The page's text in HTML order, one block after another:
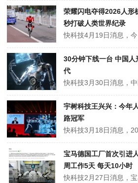
荣耀闪电夺得2026人形
秒打破人类世界纪录
30分钟下线一台 中国
代
宇树科技王兴兴：今年
路冠军
宝马德国工厂首次引进
周工作5天 每天10小时